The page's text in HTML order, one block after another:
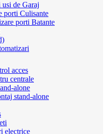
de Garaj
porti Culisante
porti Batante
acces
centrale
alone
stand-alone
electrice